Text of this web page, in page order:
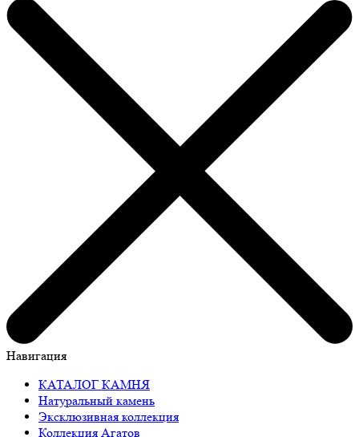
Навигация
КАТАЛОГ КАМНЯ
Натуральный камень
Эксклюзивная коллекция
Коллекция Агатов